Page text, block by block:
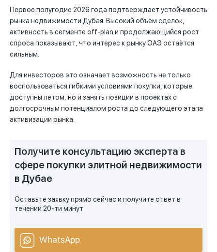
Первое полугодие 2026 года подтверждает устойчивость
рынка недвижимости Дубая. Высокий объём сделок,
активность в сегменте off-plan и продолжающийся рост
спроса показывают, что интерес к рынку ОАЭ остаётся
сильным.
Для инвесторов это означает возможность не только
воспользоваться гибкими условиями покупки, которые
доступны летом, но и занять позиции в проектах с
долгосрочным потенциалом роста до следующего этапа
активизации рынка.
Получите консультацию эксперта в
сфере покупки элитной недвижимости
в Дубае
Оставьте заявку прямо сейчас и получите ответ в
течении 20-ти минут
WhatsApp